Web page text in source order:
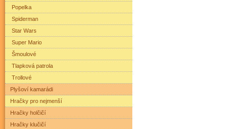
Popelka
Spiderman
Star Wars
Super Mario
Šmoulové
Tlapková patrola
Trollové
Plyšoví kamarádi
Hračky pro nejmenší
Hračky holčičí
Hračky klučičí